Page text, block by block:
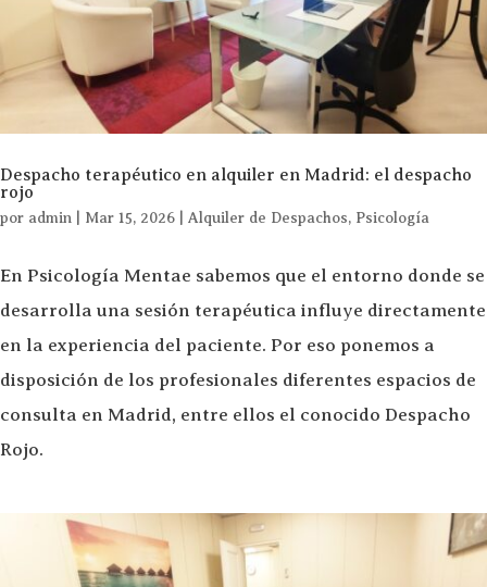
Despacho terapéutico en alquiler en Madrid: el despacho
rojo
por admin Mar 15, 2026 Alquiler de Despachos, Psicología
En Psicología Mentae sabemos que el entorno donde se
desarrolla una sesión terapéutica influye directamente
en la experiencia del paciente. Por eso ponemos a
disposición de los profesionales diferentes espacios de
consulta en Madrid, entre ellos el conocido Despacho
Rojo.